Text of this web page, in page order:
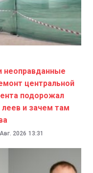
неоправданные
центральной
подорожал
и зачем там
2026 13:31